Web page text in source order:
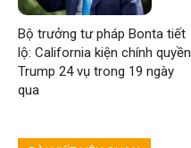
Bộ trưởng tư pháp Bonta tiết
lộ: California kiện chính quyền
Trump 24 vụ trong 19 ngày
qua